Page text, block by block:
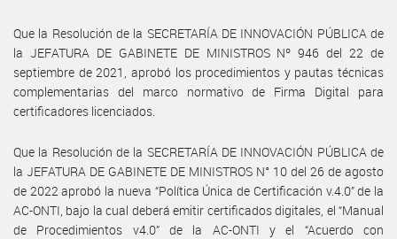
Que la Resolución de la SECRETARÍA DE INNOVACIÓN PÚBLICA de
la JEFATURA DE GABINETE DE MINISTROS Nº 946 del 22 de
septiembre de 2021, aprobó los procedimientos y pautas técnicas
complementarias del marco normativo de Firma Digital para
certificadores licenciados.
Que la Resolución de la SECRETARÍA DE INNOVACIÓN PÚBLICA de
la JEFATURA DE GABINETE DE MINISTROS N° 10 del 26 de agosto
de 2022 aprobó la nueva “Política Única de Certificación v.4.0” de la
AC-ONTI, bajo la cual deberá emitir certificados digitales, el “Manual
de Procedimientos v4.0” de la AC-ONTI y el “Acuerdo con